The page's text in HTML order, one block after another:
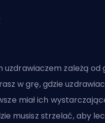
zależą od
w grę, gdzie
miał ich
musisz strzelać, aby